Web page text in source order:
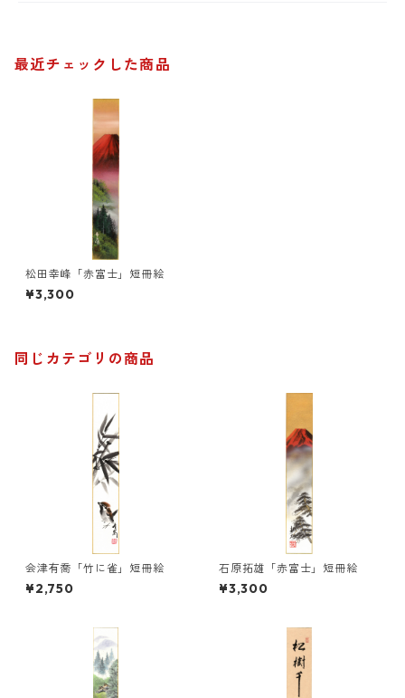
最近チェックした商品
松田幸峰「赤富士」短冊絵
¥3,300
同じカテゴリの商品
会津有喬「竹に雀」短冊絵
¥2,750
石原拓雄「赤富士」短冊絵
¥3,300